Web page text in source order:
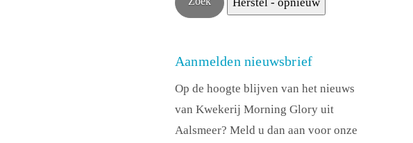
Aanmelden nieuwsbrief
Op de hoogte blijven van het nieuws
van Kwekerij Morning Glory uit
Aalsmeer? Meld u dan aan voor onze